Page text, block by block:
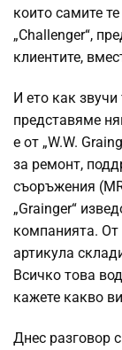
които самите
„Challenger“,
клиентите,
И ето как
представяме
е от „W.W.
за ремонт,
съоръжения
„Grainger“
компанията. От
артикула
Всичко това
кажете какво
Днес разговор